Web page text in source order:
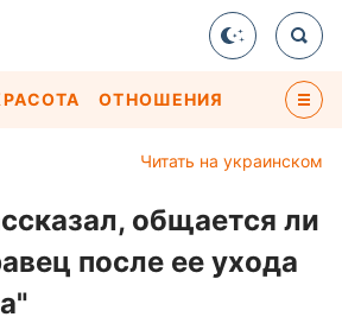
ОТНОШЕНИЯ
Читать на украинском
общается ли
после ее ухода